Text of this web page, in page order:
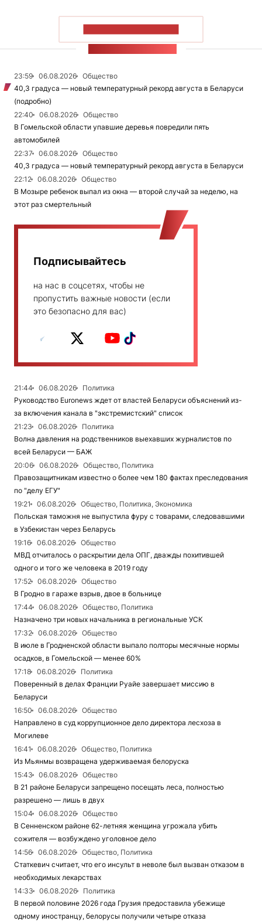
23:59 06.08.2026
Общество
40,3 градуса — новый температурный рекорд августа в Беларуси
(подробно)
22:40
06.08.2026
Общество
В Гомельской области упавшие деревья повредили пять
автомобилей
22:37
06.08.2026
Общество
40,3 градуса — новый температурный рекорд августа в Беларуси
22:12
06.08.2026
Общество
В Мозыре ребенок выпал из окна — второй случай за неделю, на
этот раз смертельный
Подписывайтесь
на нас в соцсетях, чтобы не
пропустить важные новости (если
это безопасно для вас)
21:44 06.08.2026
Политика
Руководство Euronews ждет от властей Беларуси объяснений из-
за включения канала в "экстремистский" список
21:23
06.08.2026
Политика
Волна давления на родственников выехавших журналистов по
всей Беларуси — БАЖ
20:06
06.08.2026
Общество, Политика
Правозащитникам известно о более чем 180 фактах преследования
по "делу ЕГУ"
19:21
06.08.2026
Общество, Политика, Экономика
Польская таможня не выпустила фуру с товарами, следовавшими
в Узбекистан через Беларусь
19:16
06.08.2026
Общество
МВД отчиталось о раскрытии дела ОПГ, дважды похитившей
одного и того же человека в 2019 году
17:52
06.08.2026
Общество
В Гродно в гараже взрыв, двое в больнице
17:44
06.08.2026
Общество, Политика
Назначено три новых начальника в региональные УСК
17:32
06.08.2026
Общество
В июле в Гродненской области выпало полторы месячные нормы
осадков, в Гомельской — менее 60%
17:18
06.08.2026
Политика
Поверенный в делах Франции Руайе завершает миссию в
Беларуси
16:50
06.08.2026
Общество
Направлено в суд коррупционное дело директора лесхоза в
Могилеве
16:41
06.08.2026
Общество, Политика
Из Мьянмы возвращена удерживаемая белоруска
15:43
06.08.2026
Общество
В 21 районе Беларуси запрещено посещать леса, полностью
разрешено — лишь в двух
15:04
06.08.2026
Общество
В Сенненском районе 62-летняя женщина угрожала убить
сожителя — возбуждено уголовное дело
14:56
06.08.2026
Общество, Политика
Статкевич считает, что его инсульт в неволе был вызван отказом в
необходимых лекарствах
14:33
06.08.2026
Политика
В первой половине 2026 года Грузия предоставила убежище
одному иностранцу, белорусы получили четыре отказа